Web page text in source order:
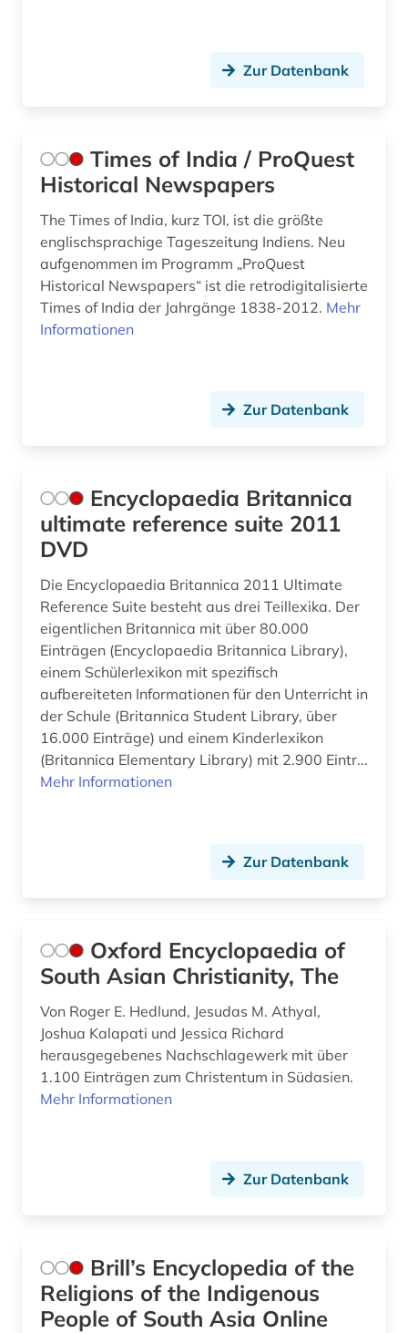
Zur Datenbank
Times of India / ProQuest
Historical Newspapers
The Times of India, kurz TOI, ist die größte
englischsprachige Tageszeitung Indiens. Neu
aufgenommen im Programm „ProQuest
Historical Newspapers“ ist die retrodigitalisierte
Times of India der Jahrgänge 1838-2012. Mehr
Informationen
Zur Datenbank
Encyclopaedia Britannica
ultimate reference suite 2011
DVD
Die Encyclopaedia Britannica 2011 Ultimate
Reference Suite besteht aus drei Teillexika. Der
eigentlichen Britannica mit über 80.000
Einträgen (Encyclopaedia Britannica Library),
einem Schülerlexikon mit spezifisch
aufbereiteten Informationen für den Unterricht in
der Schule (Britannica Student Library, über
16.000 Einträge) und einem Kinderlexikon
(Britannica Elementary Library) mit 2.900 Eintr...
Mehr Informationen
Zur Datenbank
Oxford Encyclopaedia of
South Asian Christianity, The
Von Roger E. Hedlund, Jesudas M. Athyal,
Joshua Kalapati und Jessica Richard
herausgegebenes Nachschlagewerk mit über
1.100 Einträgen zum Christentum in Südasien.
Mehr Informationen
Zur Datenbank
Brill’s Encyclopedia of the
Religions of the Indigenous
People of South Asia Online